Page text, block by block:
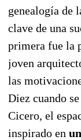
genealogía
clave de una
primera fue la
joven
las
Diez cuando
Cicero, el
inspirado en